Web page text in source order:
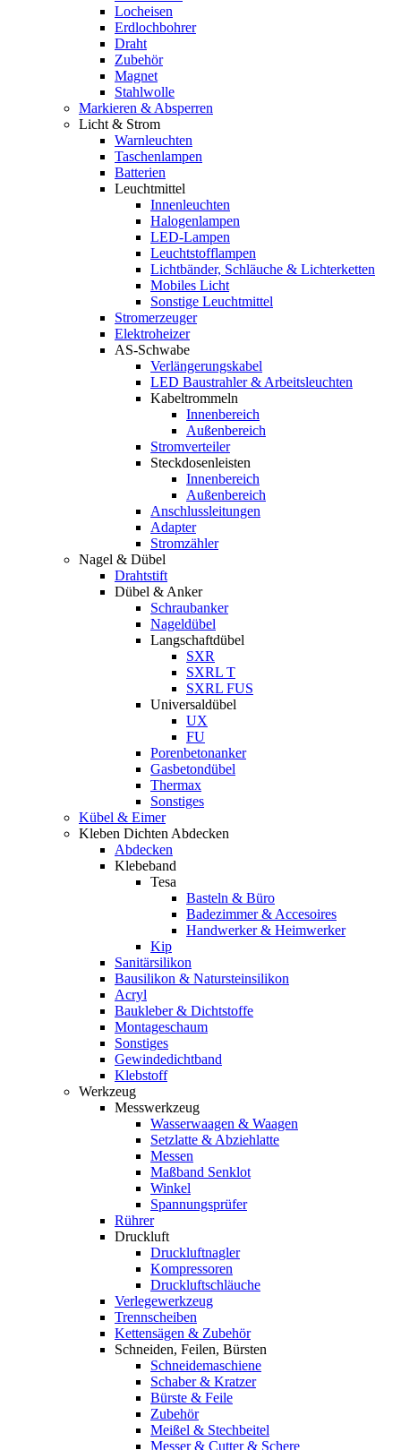
Locheisen
Erdlochbohrer
Draht
Zubehör
Magnet
Stahlwolle
Markieren & Absperren
Licht & Strom
Warnleuchten
Taschenlampen
Batterien
Leuchtmittel
Innenleuchten
Halogenlampen
LED-Lampen
Leuchtstofflampen
Lichtbänder, Schläuche & Lichterketten
Mobiles Licht
Sonstige Leuchtmittel
Stromerzeuger
Elektroheizer
AS-Schwabe
Verlängerungskabel
LED Baustrahler & Arbeitsleuchten
Kabeltrommeln
Innenbereich
Außenbereich
Stromverteiler
Steckdosenleisten
Innenbereich
Außenbereich
Anschlussleitungen
Adapter
Stromzähler
Nagel & Dübel
Drahtstift
Dübel & Anker
Schraubanker
Nageldübel
Langschaftdübel
SXR
SXRL T
SXRL FUS
Universaldübel
UX
FU
Porenbetonanker
Gasbetondübel
Thermax
Sonstiges
Kübel & Eimer
Kleben Dichten Abdecken
Abdecken
Klebeband
Tesa
Basteln & Büro
Badezimmer & Accesoires
Handwerker & Heimwerker
Kip
Sanitärsilikon
Bausilikon & Natursteinsilikon
Acryl
Baukleber & Dichtstoffe
Montageschaum
Sonstiges
Gewindedichtband
Klebstoff
Werkzeug
Messwerkzeug
Wasserwaagen & Waagen
Setzlatte & Abziehlatte
Messen
Maßband Senklot
Winkel
Spannungsprüfer
Rührer
Druckluft
Druckluftnagler
Kompressoren
Druckluftschläuche
Verlegewerkzeug
Trennscheiben
Kettensägen & Zubehör
Schneiden, Feilen, Bürsten
Schneidemaschiene
Schaber & Kratzer
Bürste & Feile
Zubehör
Meißel & Stechbeitel
Messer & Cutter & Schere